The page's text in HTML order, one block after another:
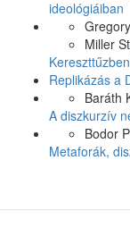
ideológiáiban
Miller
Replikázás a
Baráth
A diszkurzív
Bodor
Metaforák,